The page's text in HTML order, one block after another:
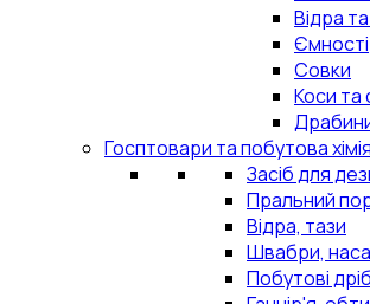
Відра
Ємності
Совки
Коси та
Госптовари та побутова хімія
Засіб для
Пральний
Відра, тази
Швабри,
Побутові